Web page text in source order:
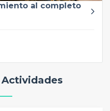
al completo